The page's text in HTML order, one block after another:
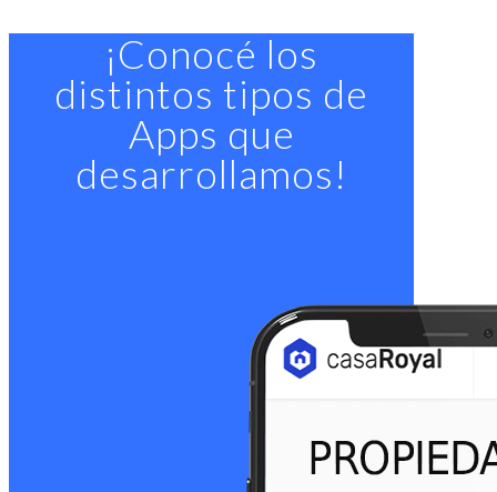
¡Conocé los
distintos tipos de
Apps que
desarrollamos!